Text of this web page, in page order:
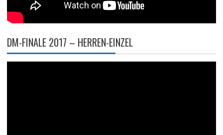
DM-FINALE 2017 – HERREN-EINZEL